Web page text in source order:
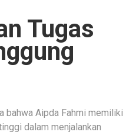
Tugas
bahwa Aipda Fahmi memiliki
dalam menjalankan